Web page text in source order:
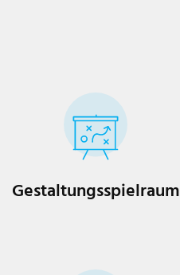
Gestaltungsspielraum